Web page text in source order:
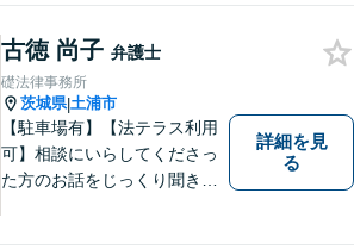
古徳 尚子 弁護士
礎法律事務所
茨城県|土浦市
【駐車場有】【法テラス利用
可】相談にいらしてくださっ
た方のお話をじっくり聞き、
詳細を見
る